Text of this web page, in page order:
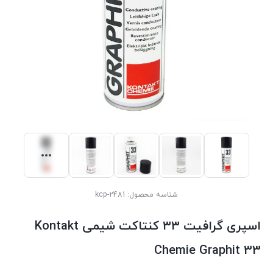
شناسه محصول: kcp-2481
اسپری گرافیت ۳۳ کنتاکت شیمی Kontakt
Chemie Graphit 33